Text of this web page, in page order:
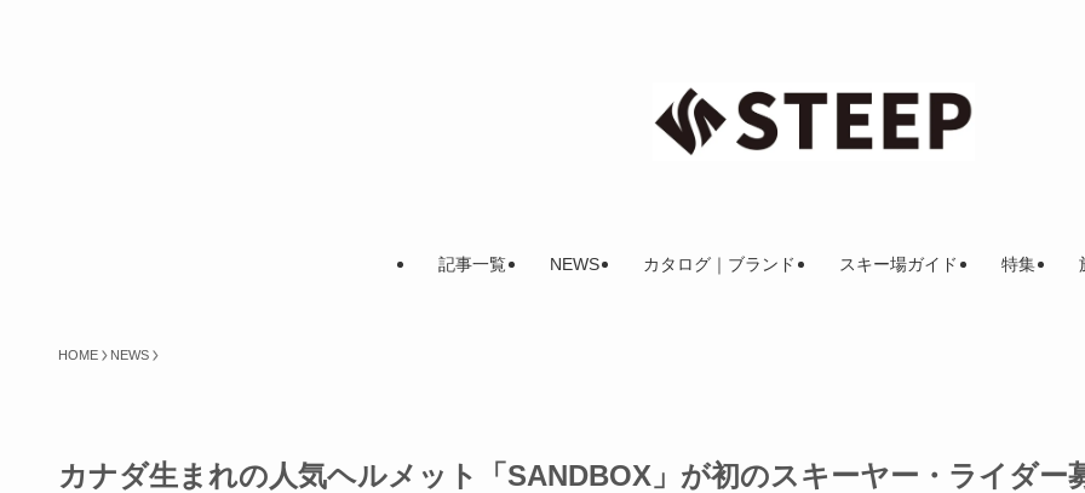
記事一覧 NEWS カタログ｜ブランド スキー場ガイド 特集
HOME NEWS
カナダ生まれの人気ヘルメット「SANDBOX」が初のスキーヤー・ライダー